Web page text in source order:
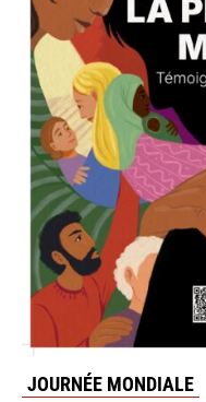
Non
Statut
Statut
JOURNÉE MONDIALE